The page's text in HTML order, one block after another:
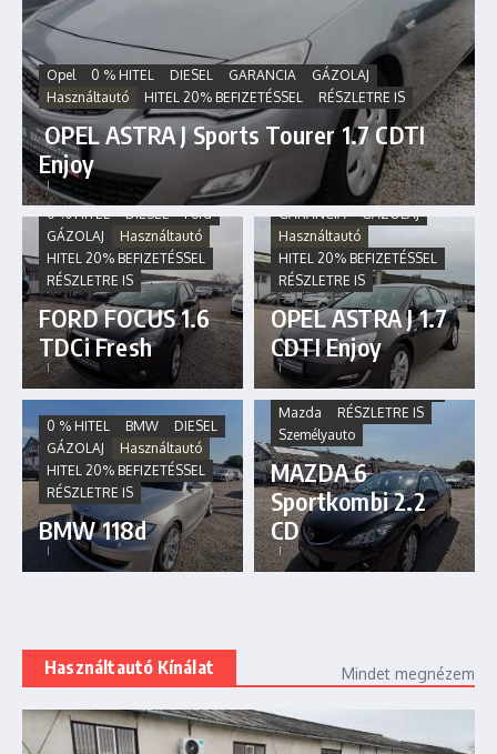
Opel 0 % HITEL DIESEL GARANCIA
GÁZOLAJ
Használtautó
HITEL 20% BEFIZETÉSSEL RÉSZLETRE IS
OPEL ASTRA J Sports Tourer 1.7 CDTI
Enjoy
0 % HITEL DIESEL
Ford
GÁZOLAJ
Használtautó
HITEL 20% BEFIZETÉSSEL
RÉSZLETRE IS
FORD FOCUS 1.6
TDCi Fresh
0 % HITEL
DIESEL
GARANCIA
GÁZOLAJ
Használtautó
HITEL 20% BEFIZETÉSSEL
RÉSZLETRE IS
OPEL ASTRA J 1.7
CDTI Enjoy
0 % HITEL BMW
DIESEL
GÁZOLAJ
Használtautó
HITEL 20% BEFIZETÉSSEL
RÉSZLETRE IS
BMW 118d
Használtautó
0 % HITEL
DIESEL
HITEL 20% BEFIZETÉSSEL
Mazda
RÉSZLETRE IS
Személyauto
MAZDA 6
Sportkombi 2.2
CD
Használtautó Kínálat Mindet megnézem